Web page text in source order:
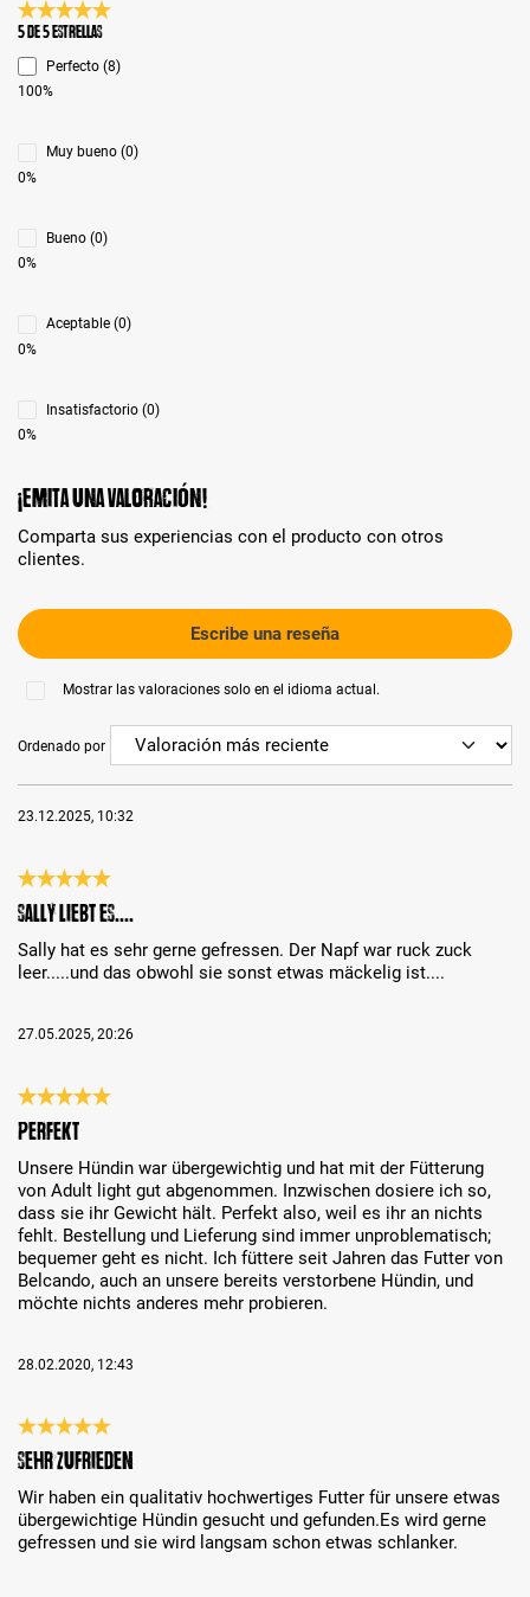
Calificación promedio de 5 de 5 estrellas
5 de 5 Estrellas
Perfecto (8)
100%
Muy bueno (0)
0%
Bueno (0)
0%
Aceptable (0)
0%
Insatisfactorio (0)
0%
¡Emita una valoración!
Comparta sus experiencias con el producto con otros
clientes.
Escribe una reseña
Mostrar las valoraciones solo en el idioma actual.
Ordenado por
23.12.2025, 10:32
Reseña con calificación de 5 de 5 estrellas
Sally liebt es....
Sally hat es sehr gerne gefressen. Der Napf war ruck zuck
leer.....und das obwohl sie sonst etwas mäckelig ist....
27.05.2025, 20:26
Reseña con calificación de 5 de 5 estrellas
Perfekt
Unsere Hündin war übergewichtig und hat mit der Fütterung
von Adult light gut abgenommen. Inzwischen dosiere ich so,
dass sie ihr Gewicht hält. Perfekt also, weil es ihr an nichts
fehlt. Bestellung und Lieferung sind immer unproblematisch;
bequemer geht es nicht. Ich füttere seit Jahren das Futter von
Belcando, auch an unsere bereits verstorbene Hündin, und
möchte nichts anderes mehr probieren.
28.02.2020, 12:43
Reseña con calificación de 5 de 5 estrellas
Sehr zufrieden
Wir haben ein qualitativ hochwertiges Futter für unsere etwas
übergewichtige Hündin gesucht und gefunden.Es wird gerne
gefressen und sie wird langsam schon etwas schlanker.